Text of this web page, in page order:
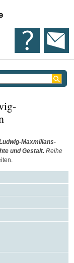
Maxmilians-
und Gestalt. Reihe